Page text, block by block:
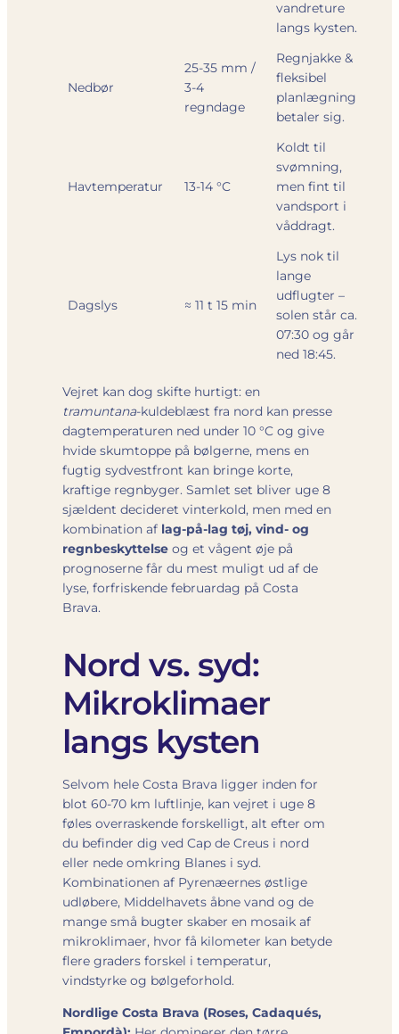
vandreture
langs kysten.
Nedbør
25-35 mm /
3-4
regndage
Regnjakke &
fleksibel
planlægning
betaler sig.
Havtemperatur 13-14 °C
Koldt til
svømning,
men fint til
vandsport i
våddragt.
Dagslys ≈ 11 t 15 min
Lys nok til
lange
udflugter –
solen står ca.
07:30 og går
ned 18:45.
Vejret kan dog skifte hurtigt: en
tramuntana-kuldeblæst fra nord kan presse
dagtemperaturen ned under 10 °C og give
hvide skumtoppe på bølgerne, mens en
fugtig sydvestfront kan bringe korte,
kraftige regnbyger. Samlet set bliver uge 8
sjældent decideret vinterkold, men med en
kombination af lag-på-lag tøj, vind- og
regnbeskyttelse og et vågent øje på
prognoserne får du mest muligt ud af de
lyse, forfriskende februar­dag på Costa
Brava.
Nord vs. syd:
Mikroklimaer
langs kysten
Selvom hele Costa Brava ligger inden for
blot 60-70 km luftlinje, kan vejret i uge 8
føles overraskende forskelligt, alt efter om
du befinder dig ved Cap de Creus i nord
eller nede omkring Blanes i syd.
Kombinationen af Pyrenæernes østlige
udløbere, Middelhavets åbne vand og de
mange små bugter skaber en mosaik af
mikroklimaer, hvor få kilometer kan betyde
flere graders forskel i temperatur,
vindstyrke og bølgeforhold.
Nordlige Costa Brava (Roses, Cadaqués,